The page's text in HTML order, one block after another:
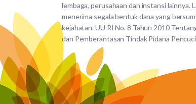
lembaga, perusahaan dan instansi lainnya.
menerima segala bentuk dana yang
kejahatan. UU RI No. 8 Tahun 2010
dan Pemberantasan Tindak Pidana